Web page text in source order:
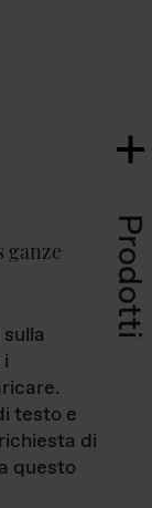
Prodotti
ganze
testo e
di
questo